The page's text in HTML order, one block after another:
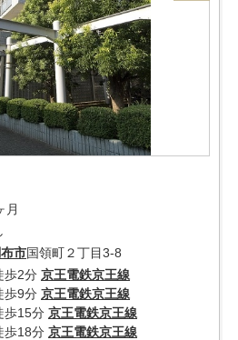
月
市国領町２丁目3-8
歩2分 京王電鉄京王線
歩9分 京王電鉄京王線
歩15分 京王電鉄京王線
歩18分 京王電鉄京王線